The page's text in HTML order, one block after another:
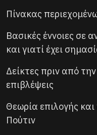
Πίνακας
Βασικές έννοιες σε
και γιατί έχει
Δείκτες πριν από
επιβλέψεις
Θεωρία επιλογής
Πούτιν